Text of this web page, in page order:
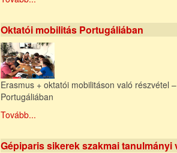
Oktatói mobilitás Portugáliában
Erasmus + oktatói mobilitáson való részvétel
Portugáliában
Tovább...
Gépiparis sikerek szakmai tanulmányi